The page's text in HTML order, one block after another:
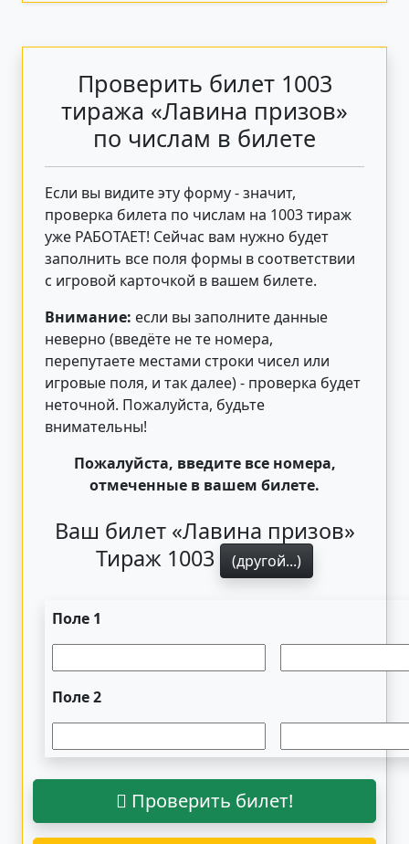
Проверить билет 1003
тиража «Лавина призов»
по числам в билете
Если вы видите эту форму - значит,
проверка билета по числам на 1003 тираж
уже РАБОТАЕТ! Сейчас вам нужно будет
заполнить все поля формы в соответствии
с игровой карточкой в вашем билете.
Внимание: если вы заполните данные
неверно (введёте не те номера,
перепутаете местами строки чисел или
игровые поля, и так далее) - проверка будет
неточной. Пожалуйста, будьте
внимательны!
Пожалуйста, введите все номера,
отмеченные в вашем билете.
Ваш билет «Лавина призов»
Тираж 1003
(другой...)
Поле 1
Поле 2
Проверить билет!